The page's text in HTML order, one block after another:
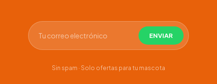
Sin spam · Solo ofertas para tu mascota